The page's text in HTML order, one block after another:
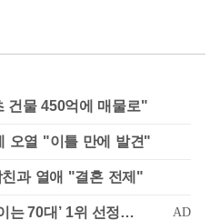
건물 450억에 매물로"
오열 "이틀 만에 발견"
과 열애 "결혼 전제"